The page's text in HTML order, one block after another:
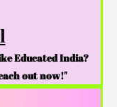
Educated India?
out now!"